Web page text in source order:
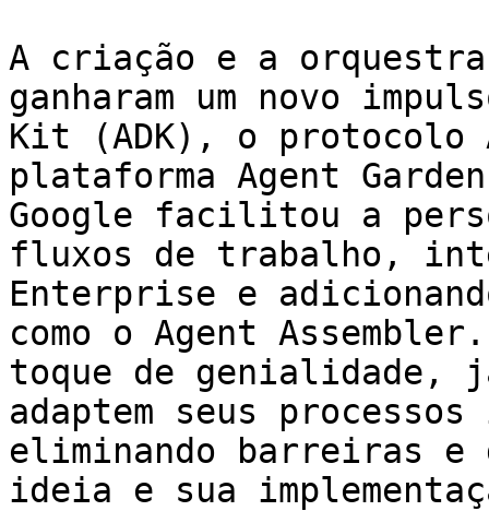
A criação e a
ganharam um novo
Kit (ADK), o protocolo
plataforma Agent
Google facilitou a
fluxos de trabalho,
Enterprise e
como o Agent
toque de genialidade,
adaptem seus
eliminando barreiras e
ideia e sua